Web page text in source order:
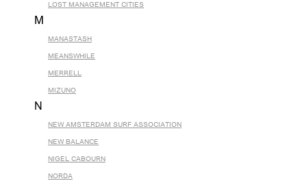
LOST MANAGEMENT CITIES
M
MANASTASH
MEANSWHILE
MERRELL
MIZUNO
N
NEW AMSTERDAM SURF ASSOCIATION
NEW BALANCE
NIGEL CABOURN
NORDA